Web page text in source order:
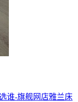
雅兰床